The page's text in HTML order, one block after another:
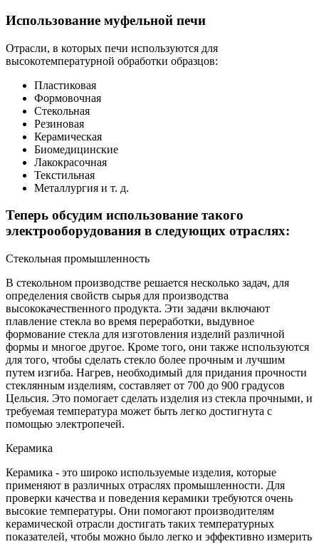
Использование муфельной печи
Отрасли, в которых печи используются для
высокотемпературной обработки образцов:
Пластиковая
Формовочная
Стекольная
Резиновая
Керамическая
Биомедицинские
Лакокрасочная
Текстильная
Металлургия и т. д.
Теперь обсудим использование такого
электрооборудования в следующих отраслях:
Стекольная промышленность
В стекольном производстве решается несколько задач, для
определения свойств сырья для производства
высококачественного продукта. Эти задачи включают
плавление стекла во время переработки, выдувное
формование стекла для изготовления изделий различной
формы и многое другое. Кроме того, они также используются
для того, чтобы сделать стекло более прочным и лучшим
путем изгиба. Нагрев, необходимый для придания прочности
стеклянным изделиям, составляет от 700 до 900 градусов
Цельсия. Это помогает сделать изделия из стекла прочными, и
требуемая температура может быть легко достигнута с
помощью электропечей.
Керамика
Керамика - это широко используемые изделия, которые
применяют в различных отраслях промышленности. Для
проверки качества и поведения керамики требуются очень
высокие температуры. Они помогают производителям
керамической отрасли достигать таких температурных
показателей, чтобы можно было легко и эффективно измерить